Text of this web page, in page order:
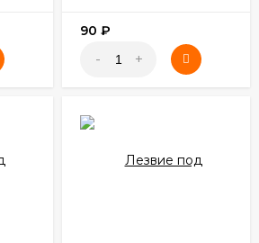
90 ₽
- +